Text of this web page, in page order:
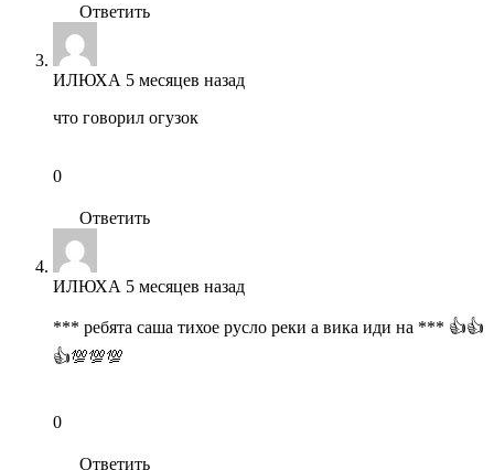
Ответить
ИЛЮХА 5 месяцев назад
что говорил огузок
0
Ответить
ИЛЮХА 5 месяцев назад
*** ребята саша тихое русло реки а вика иди на *** 👍👍
👍💯💯💯
0
Ответить